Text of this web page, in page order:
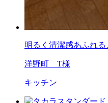
明るく清潔感あふれ
洋野町 T様
キッチン